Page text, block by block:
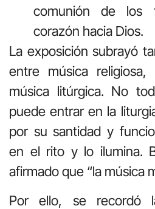
comunión de los
corazón hacia Dios.
La exposición subrayó
entre música religiosa,
música litúrgica. No
puede entrar en la
por su santidad y
en el rito y lo ilumina.
afirmado que “la música
Por ello, se recordó